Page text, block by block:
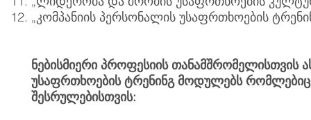
„კომპანიის პერსონალის უსაფრთხოების
ნებისმიერი პროფესიის თანამშრომელისთვის
უსაფრთხოების ტრენინგ მოდულებს
შესრულებისთვის: